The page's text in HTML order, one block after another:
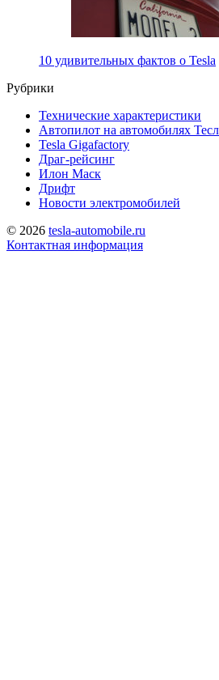
10 удивительных фактов о Tesla
Рубрики
Технические характеристики
Автопилот на автомобилях
Tesla Gigafactory
Драг-рейсинг
Илон Маск
Дрифт
Новости электромобилей
© 2026 tesla-automobile.ru
Контактная информация